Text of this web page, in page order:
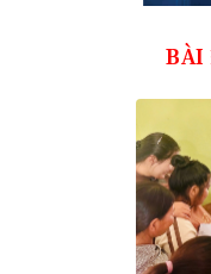
BÀI